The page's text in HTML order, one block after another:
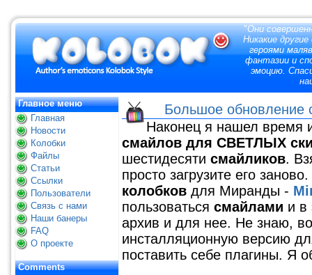
"Они
Никакие
героями
фантазии и
эмоцию.
Главное меню
Главная
Новости
Колобки
Файлы
Статьи
Ссылки
Пользователи
Связь с нами
Наши банеры
FAQ
О проекте
Comments
Большое
Наконец я нашел время
смайлов для СВЕТЛЫХ
шестидесяти смайликов.
просто загрузите его
колобков для Миранды -
пользоваться смайлами и в
архив и для нее. Не знаю,
инсталляционную версию
поставить себе плагины. Я